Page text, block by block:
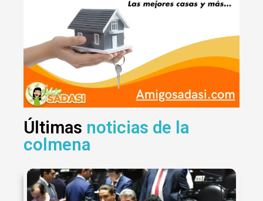
Últimas noticias de la
colmena